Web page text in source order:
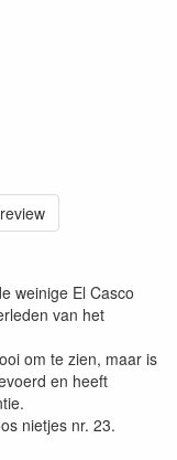
weinige El Casco
van het
om te zien, maar is
en heeft
nietjes nr. 23.